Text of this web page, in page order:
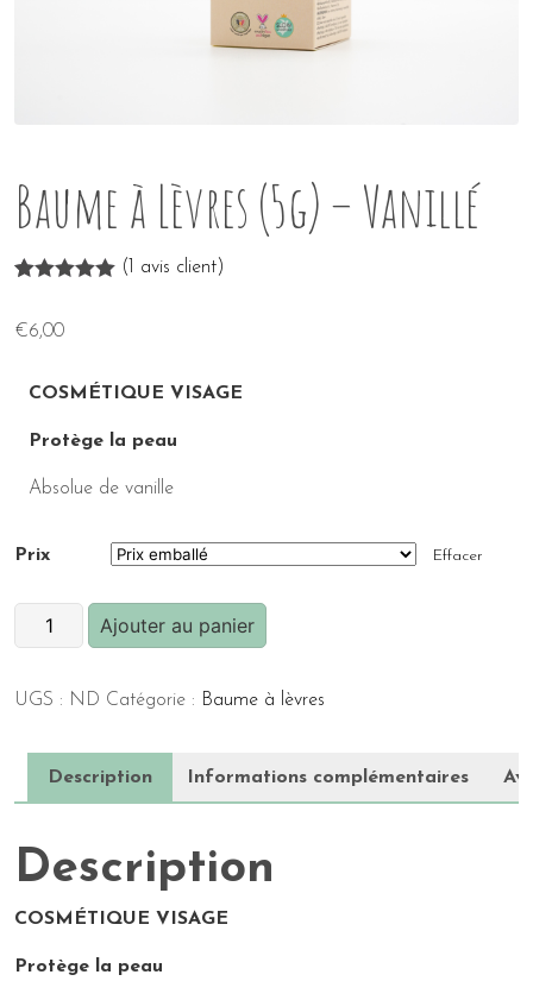
Baume à Lèvres (5g) – Vanillé
surnotation
( avis client)
€6,00
COSMÉTIQUE VISAGE
Protège la peau
Absolue de vanille
Prix Effacer
quantité
de
à
(5g)
Ajouter au panier
UGS : ND Catégorie : Baume à lèvres
Description Informations complémentaires
Description
COSMÉTIQUE VISAGE
Protège la peau